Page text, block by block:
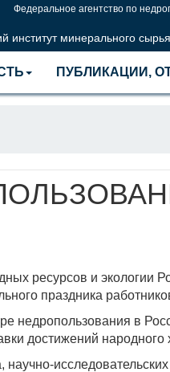
Федеральное агентство по
институт минерального
ПУБЛИКАЦИИ,
ресурсов и экологии
праздника
недропользования в
достижений народного